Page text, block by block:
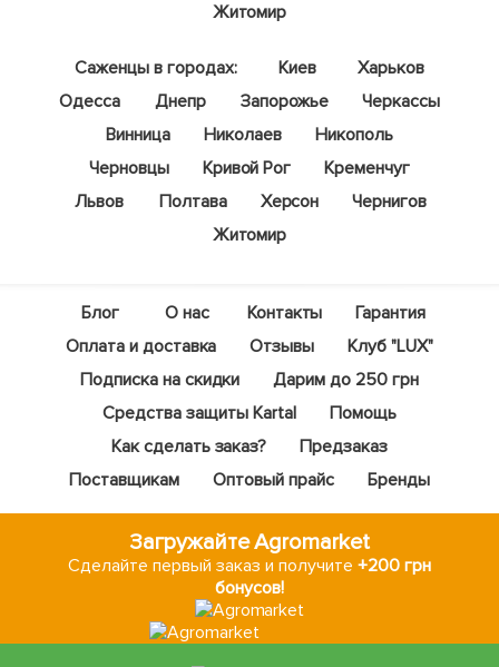
Житомир
Саженцы в городах: Киев
Харьков
Одесса
Днепр Запорожье
Черкассы
Винница
Николаев
Никополь
Черновцы
Кривой Рог
Кременчуг
Львов
Полтава Херсон
Чернигов
Житомир
Блог О нас Контакты
Гарантия
Оплата и доставка
Отзывы
Клуб "LUX"
Подписка на скидки
Дарим до 250 грн
Средства защиты Kartal
Помощь
Как сделать заказ?
Предзаказ
Поставщикам
Оптовый прайс Бренды
Загружайте Agromarket
Сделайте первый заказ и получите +200 грн
бонусов!